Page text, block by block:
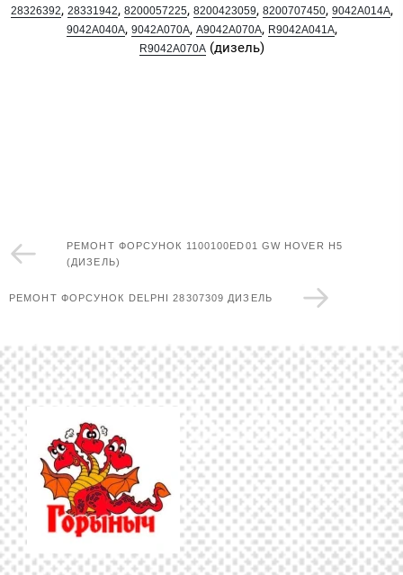
28326392, 28331942, 8200057225, 8200423059, 8200707450, 9042A014A,
9042A040A, 9042A070A, A9042A070A, R9042A041A,
R9042A070A(дизель)
РЕМОНТ ФОРСУНОК 1100100ED01 GW HOVER H5
(ДИЗЕЛЬ)
РЕМОНТ ФОРСУНОК DELPHI 28307309 ДИЗЕЛЬ